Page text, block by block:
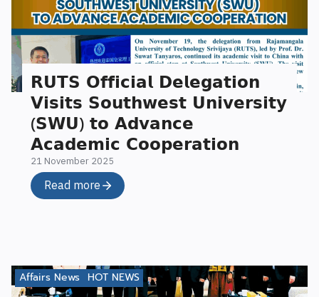
𝗥𝗨𝗧𝗦 𝗢𝗳𝗳𝗶𝗰𝗶𝗮𝗹 𝗗𝗲𝗹𝗲𝗴𝗮𝘁𝗶𝗼𝗻
𝗩𝗶𝘀𝗶𝘁𝘀 𝗦𝗼𝘂𝘁𝗵𝘄𝗲𝘀𝘁 𝗨𝗻𝗶𝘃𝗲𝗿𝘀𝗶𝘁𝘆
(𝗦𝗪𝗨) 𝘁𝗼 𝗔𝗱𝘃𝗮𝗻𝗰𝗲
𝗔𝗰𝗮𝗱𝗲𝗺𝗶𝗰 𝗖𝗼𝗼𝗽𝗲𝗿𝗮𝘁𝗶𝗼𝗻
21 November 2025
Read more
Affairs News HOT NEWS